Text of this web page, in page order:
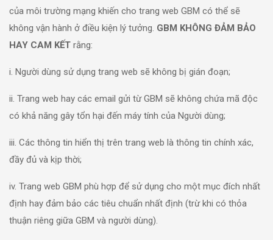
của môi trường mạng khiến cho trang web GBM có thể sẽ
không vận hành ở điều kiện lý tưởng. GBM KHÔNG ĐẢM BẢO
HAY CAM KẾT rằng:
i. Người dùng sử dụng trang web sẽ không bị gián đoạn;
ii. Trang web hay các email gửi từ GBM sẽ không chứa mã độc
có khả năng gây tổn hại đến máy tính của Người dùng;
iii. Các thông tin hiển thị trên trang web là thông tin chính xác,
đầy đủ và kịp thời;
iv. Trang web GBM phù hợp để sử dụng cho một mục đích nhất
định hay đảm bảo các tiêu chuẩn nhất định (trừ khi có thỏa
thuận riêng giữa GBM và người dùng).